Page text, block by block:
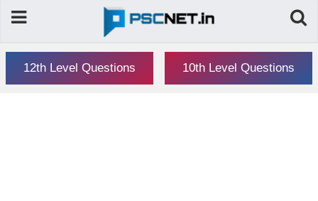
12th Level Questions 10th Level Questions